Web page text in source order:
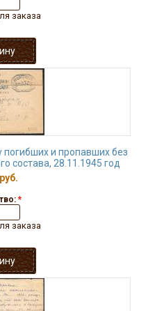
заказа
и пропавших без
состава, 28.11.1945 год
*
заказа